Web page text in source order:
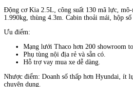
Động cơ Kia 2.5L, công suất 130 mã lực,
1.990kg, thùng 4.3m. Cabin thoải mái, hộp số
Ưu điểm:
Mạng lưới Thaco hơn 200 showroom
Phụ tùng nội địa rẻ và sẵn có.
Hỗ trợ vay mua xe dễ dàng.
Nhược điểm: Doanh số thấp hơn Hyundai, ít
chuyên dụng.